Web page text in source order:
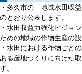
・多久市の「地域水田収
のとおり公表します。
・水田収益力強化ビジョ
ための地域の作物生産の
・水田における作物ごと
ある産地づくりに向けた
す。